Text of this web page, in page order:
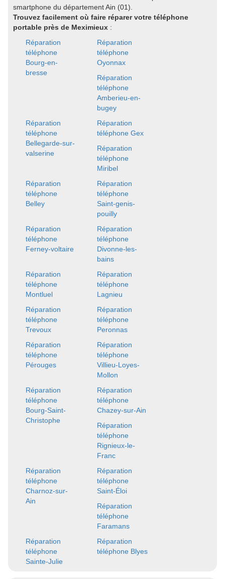
smartphone du département Ain (01).
Trouvez facilement où faire réparer votre téléphone
portable près de Meximieux :
Réparation
téléphone
Bourg-en-
bresse
Réparation
téléphone
Oyonnax
Réparation
téléphone
Amberieu-en-
bugey
Réparation
téléphone
Bellegarde-sur-
valserine
Réparation
téléphone Gex
Réparation
téléphone
Miribel
Réparation
téléphone
Belley
Réparation
téléphone
Saint-genis-
pouilly
Réparation
téléphone
Ferney-voltaire
Réparation
téléphone
Divonne-les-
bains
Réparation
téléphone
Montluel
Réparation
téléphone
Lagnieu
Réparation
téléphone
Trevoux
Réparation
téléphone
Peronnas
Réparation
téléphone
Pérouges
Réparation
téléphone
Villieu-Loyes-
Mollon
Réparation
téléphone
Bourg-Saint-
Christophe
Réparation
téléphone
Chazey-sur-Ain
Réparation
téléphone
Rignieux-le-
Franc
Réparation
téléphone
Charnoz-sur-
Ain
Réparation
téléphone
Saint-Éloi
Réparation
téléphone
Faramans
Réparation
téléphone
Sainte-Julie
Réparation
téléphone Blyes